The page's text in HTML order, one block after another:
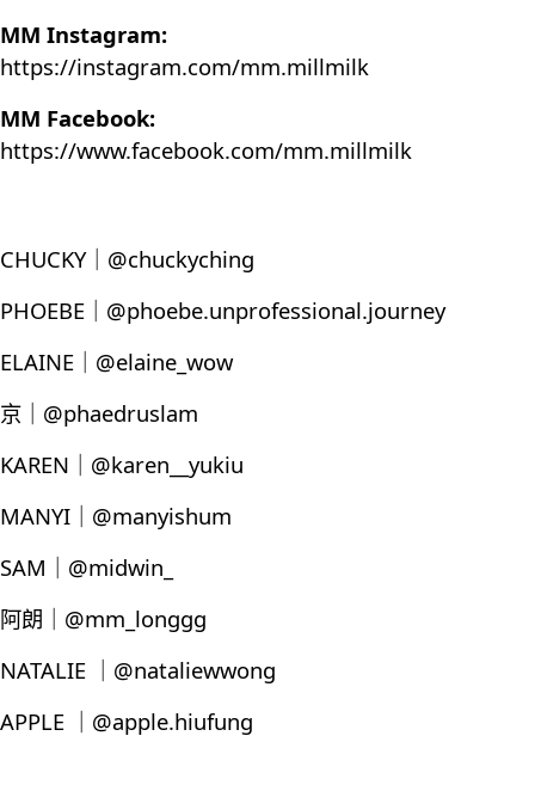
MM Instagram:
https://instagram.com/mm.millmilk
MM Facebook:
https://www.facebook.com/mm.millmilk
CHUCKY｜@chuckyching
PHOEBE｜@phoebe.unprofessional.journey
ELAINE｜@elaine_wow
京｜@phaedruslam
KAREN｜@karen__yukiu
MANYI｜@manyishum
SAM｜@midwin_
阿朗｜@mm_longgg
NATALIE ｜@nataliewwong
APPLE ｜@apple.hiufung